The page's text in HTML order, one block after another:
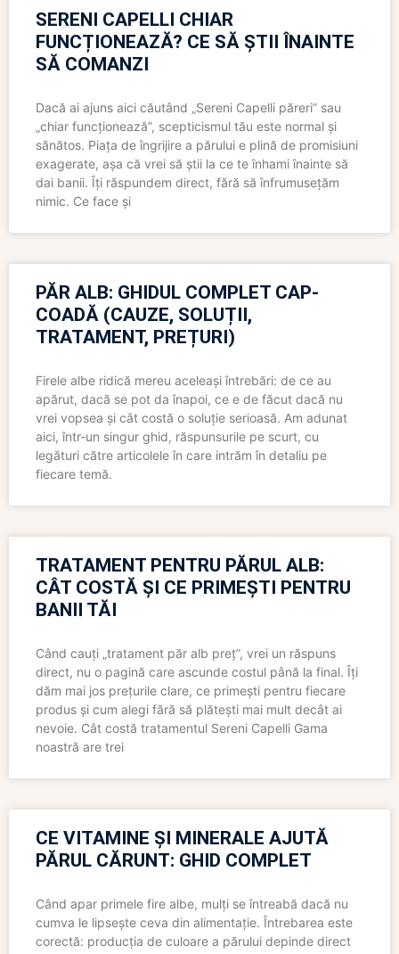
SERENI CAPELLI CHIAR
FUNCȚIONEAZĂ? CE SĂ ȘTII ÎNAINTE
SĂ COMANZI
Dacă ai ajuns aici căutând „Sereni Capelli păreri” sau
„chiar funcționează”, scepticismul tău este normal și
sănătos. Piața de îngrijire a părului e plină de promisiuni
exagerate, așa că vrei să știi la ce te înhami înainte să
dai banii. Îți răspundem direct, fără să înfrumusețăm
nimic. Ce face și
PĂR ALB: GHIDUL COMPLET CAP-
COADĂ (CAUZE, SOLUȚII,
TRATAMENT, PREȚURI)
Firele albe ridică mereu aceleași întrebări: de ce au
apărut, dacă se pot da înapoi, ce e de făcut dacă nu
vrei vopsea și cât costă o soluție serioasă. Am adunat
aici, într-un singur ghid, răspunsurile pe scurt, cu
legături către articolele în care intrăm în detaliu pe
fiecare temă.
TRATAMENT PENTRU PĂRUL ALB:
CÂT COSTĂ ȘI CE PRIMEȘTI PENTRU
BANII TĂI
Când cauți „tratament păr alb preț”, vrei un răspuns
direct, nu o pagină care ascunde costul până la final. Îți
dăm mai jos prețurile clare, ce primești pentru fiecare
produs și cum alegi fără să plătești mai mult decât ai
nevoie. Cât costă tratamentul Sereni Capelli Gama
noastră are trei
CE VITAMINE ȘI MINERALE AJUTĂ
PĂRUL CĂRUNT: GHID COMPLET
Când apar primele fire albe, mulți se întreabă dacă nu
cumva le lipsește ceva din alimentație. Întrebarea este
corectă: producția de culoare a părului depinde direct